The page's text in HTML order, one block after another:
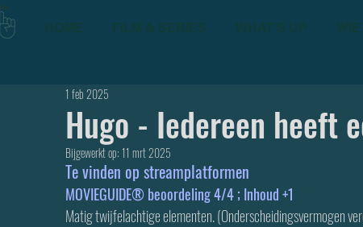
Hugo - Iedereen heeft
1 feb 2025
Bijgewerkt op:11 mrt 2025
Te vinden op streamplatformen
MOVIEGUIDE® beoordeling 4/4 ; Inhoud +1
Matig twijfelachtige elementen. (Onderscheidingsvermogen